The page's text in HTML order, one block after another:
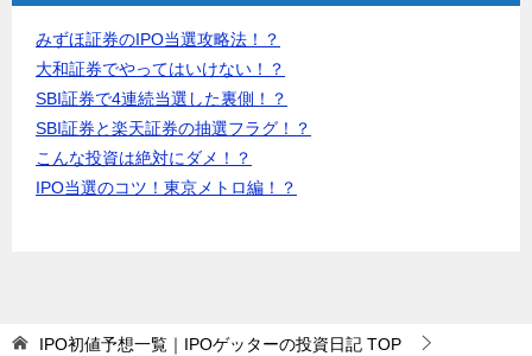
みずほ証券のIPO当選攻略法！？
大和証券でやってはいけない！？
SBI証券で4連続当選した裏側！？
SBI証券と楽天証券の抽選フラグ！？
こんな投資は絶対にダメ！？
IPO当選のコツ！東京メトロ編！？
IPO初値予想一覧｜IPOゲッターの投資日記 TOP